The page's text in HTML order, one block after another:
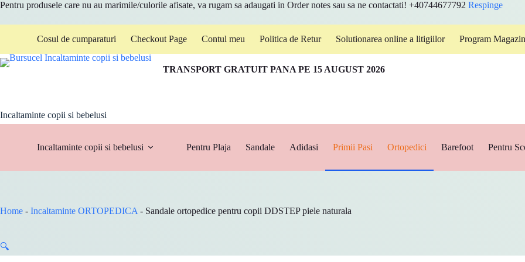
Pentru produsele care nu au marimile/culorile afisate, va rugam sa adaugati in Order notes sau sa ne contactati! +40744677792 Respinge
Cosul de cumparaturi Checkout Page Contul meu Politica de Retur Solutionarea online a litigiilor Program
Incaltaminte copii si bebelusi
TRANSPORT GRATUIT PANA PE 15 AUGUST 2026
Incaltaminte copii si bebelusi Pentru Plaja Sandale Adidasi Primii Pasi Ortopedici Barefoot Pentru
Home - Incaltaminte ORTOPEDICA - Sandale ortopedice pentru copii DDSTEP piele naturala
🔍